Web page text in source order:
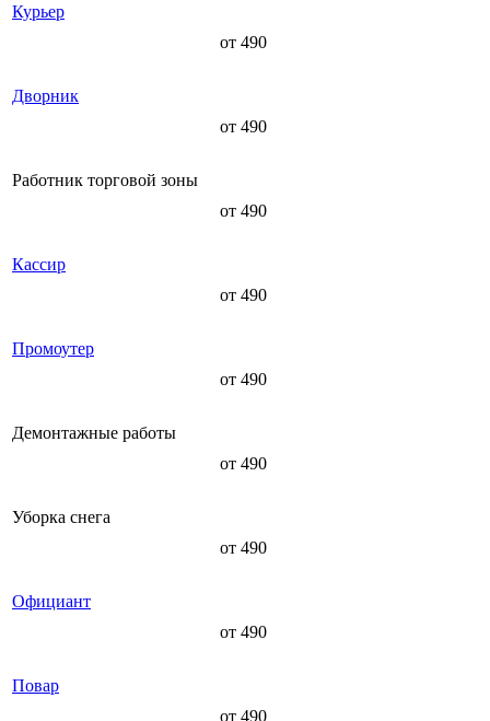
Курьер
от 490
Дворник
от 490
Работник торговой зоны
от 490
Кассир
от 490
Промоутер
от 490
Демонтажные работы
от 490
Уборка снега
от 490
Официант
от 490
Повар
от 490